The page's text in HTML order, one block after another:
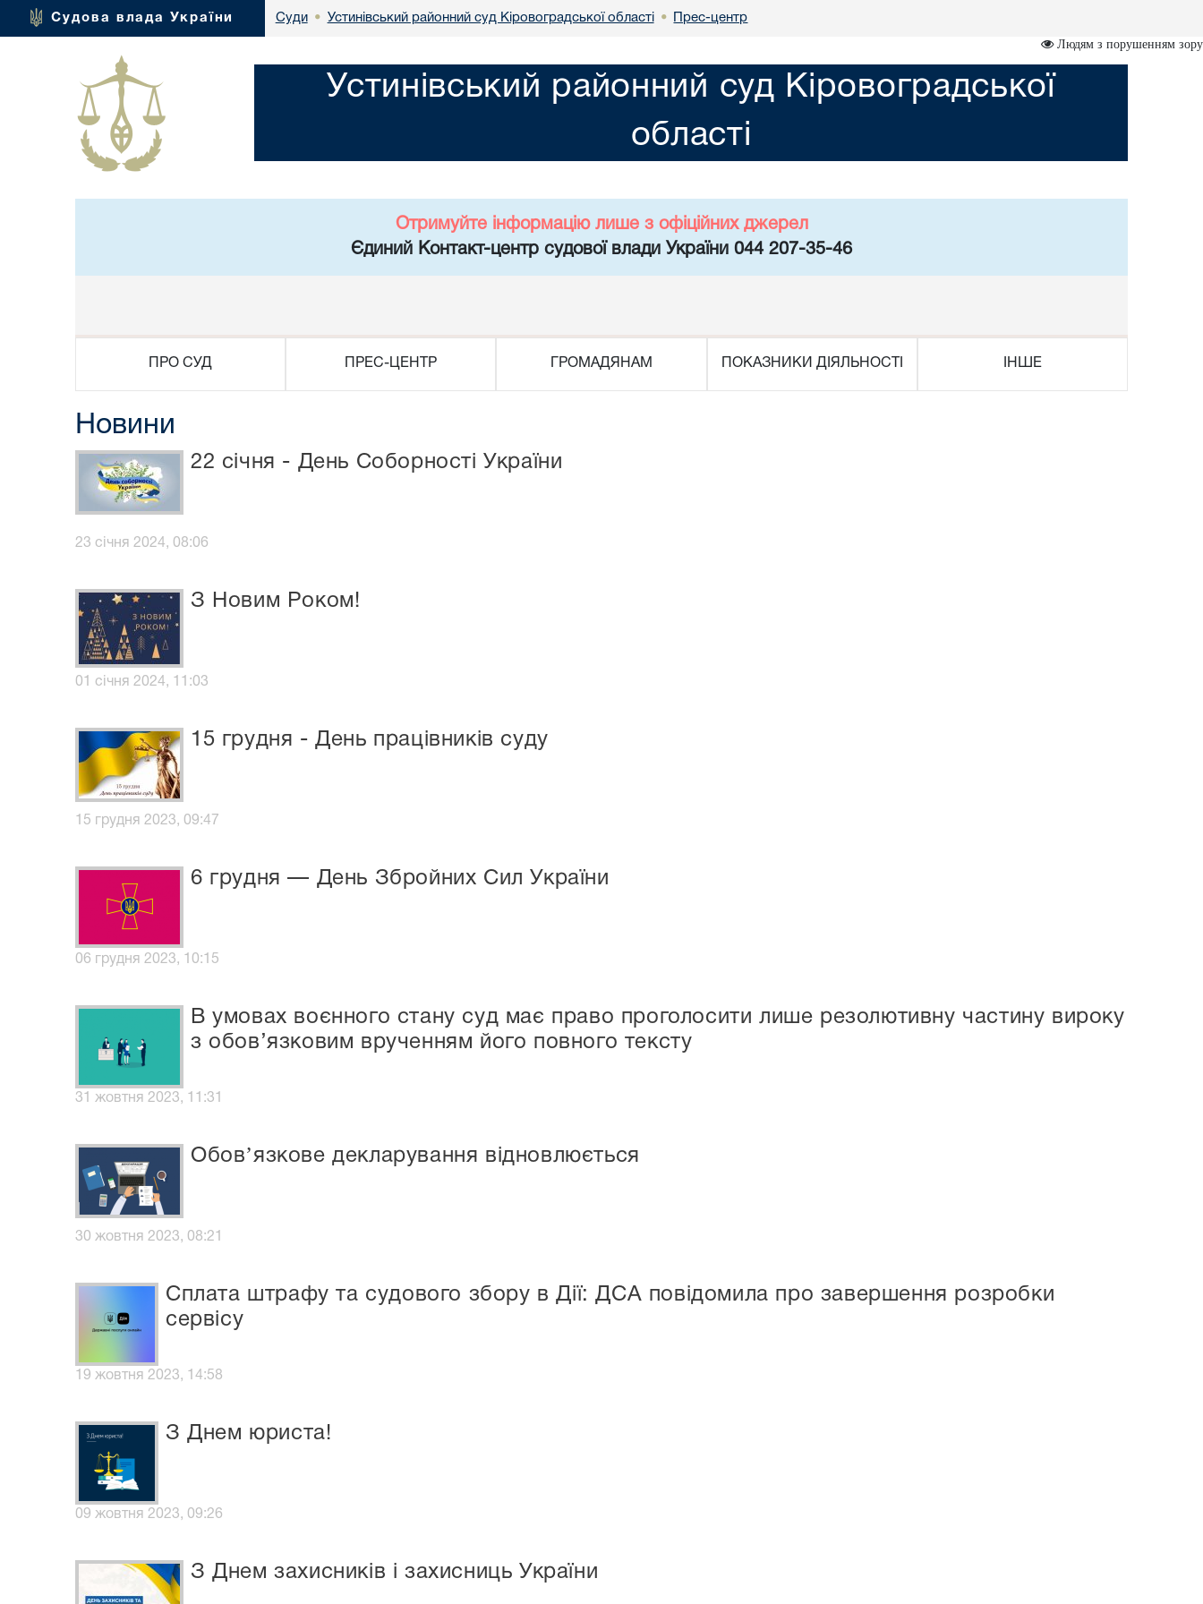
Судова влада України Суди • Устинівський районний суд Кіровоградської області • Прес-центр
Людям з порушенням зору
Устинівський районний суд Кіровоградської
області
Отримуйте інформацію лише з офіційних джерел
Єдиний Контакт-центр судової влади України 044 207-35-46
ПРО СУД ПРЕС-ЦЕНТР ГРОМАДЯНАМ ПОКАЗНИКИ ДІЯЛЬНОСТІ ІНШЕ
Новини
22 січня - День Соборності України
23 січня 2024, 08:06
З Новим Роком!
01 січня 2024, 11:03
15 грудня - День працівників суду
15 грудня 2023, 09:47
6 грудня — День Збройних Сил України
06 грудня 2023, 10:15
В умовах воєнного стану суд має право проголосити лише резолютивну частину вироку
з обов’язковим врученням його повного тексту
31 жовтня 2023, 11:31
Обовʼязкове декларування відновлюється
30 жовтня 2023, 08:21
Сплата штрафу та судового збору в Дії: ДСА повідомила про завершення розробки
сервісу
19 жовтня 2023, 14:58
З Днем юриста!
09 жовтня 2023, 09:26
З Днем захисників і захисниць України